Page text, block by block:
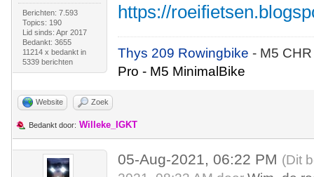
Berichten: 7.593
Topics: 190
Lid sinds: Apr 2017
Bedankt: 3655
11214 x bedankt in
5339 berichten
https://
Thys 209 Rowingbike- M5
Pro - M5 MinimalBike
Website Zoek
Bedankt door: Willeke_IGKT
05-Aug-2021, 06:22 PM (Dit